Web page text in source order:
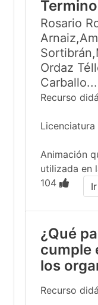
Rosario
Ordaz
Carballo...
Recurso
Licenciatura
Animación
utilizada en
104
¿Qué
cumple
los
Recurso